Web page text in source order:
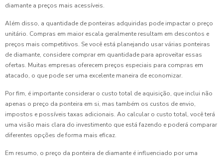
diamante a preços mais acessíveis.
Além disso, a quantidade de ponteiras adquiridas pode impactar o preço
unitário. Compras em maior escala geralmente resultam em descontos e
preços mais competitivos. Se você está planejando usar várias ponteiras
de diamante, considere comprar em quantidade para aproveitar essas
ofertas. Muitas empresas oferecem preços especiais para compras em
atacado, o que pode ser uma excelente maneira de economizar.
Por fim, é importante considerar o custo total de aquisição, que inclui não
apenas o preço da ponteira em si, mas também os custos de envio,
impostos e possíveis taxas adicionais. Ao calcular o custo total, você terá
uma visão mais clara do investimento que está fazendo e poderá comparar
diferentes opções de forma mais eficaz.
Em resumo, o preço da ponteira de diamante é influenciado por uma